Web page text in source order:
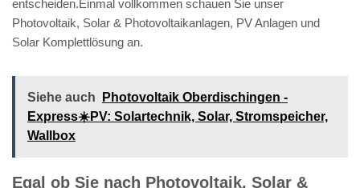
entscheiden.Einmal vollkommen schauen Sie unser
Photovoltaik, Solar & Photovoltaikanlagen, PV Anlagen und
Solar Komplettlösung an.
Siehe auch
Photovoltaik Oberdischingen -
Express☀️PV️: Solartechnik, Solar, Stromspeicher,
Wallbox
Egal ob Sie nach Photovoltaik, Solar &